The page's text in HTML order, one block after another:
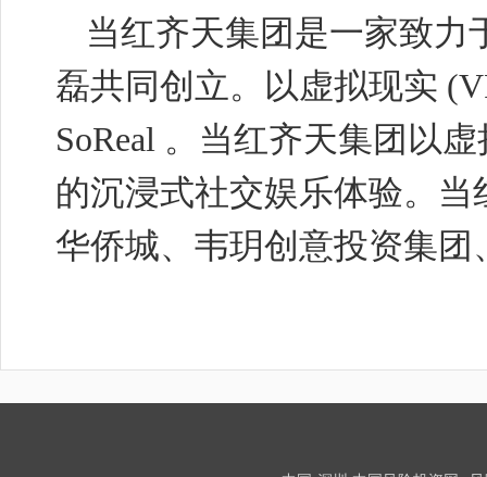
当红齐天集团是一家致力
磊共同创立。以虚拟现实
SoReal 。当红齐天集团以
的沉浸式社交娱乐体验。
华侨城、韦玥创意投资集团